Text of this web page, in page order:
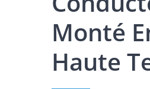
Monté
Haute